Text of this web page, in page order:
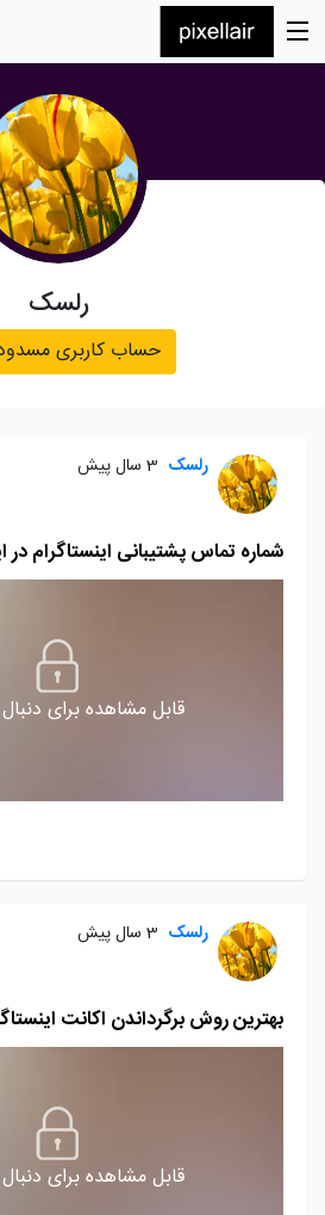
رلسک
حساب کاربری
رلسک 3 سال پیش
شماره تماس پشتیبانی اینستاگرام در
قابل مشاهده برای
رلسک 3 سال پیش
بهترین روش برگرداندن اکانت
قابل مشاهده برای